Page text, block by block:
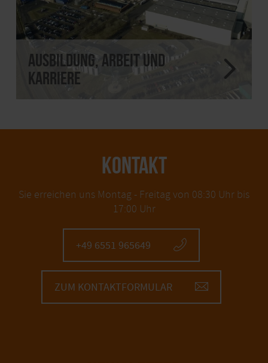
Ausbildung, Arbeit und
Karriere
KONTAKT
Sie erreichen uns Montag - Freitag von 08:30 Uhr bis
17:00 Uhr
+49 6551 965649
ZUM KONTAKTFORMULAR